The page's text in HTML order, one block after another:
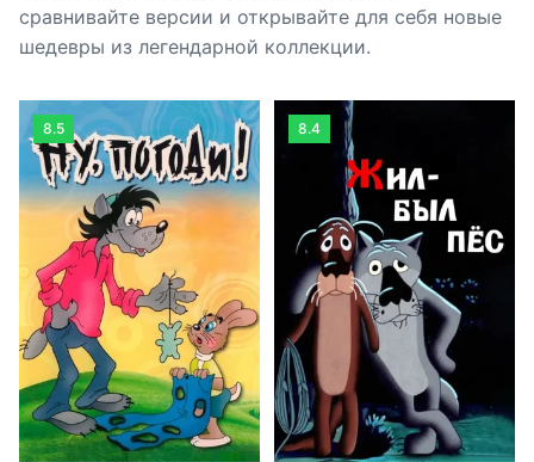
сравнивайте версии и открывайте для себя новые
шедевры из легендарной коллекции.
8.5 8.4